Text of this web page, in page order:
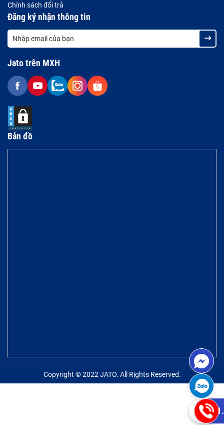
Chính sách đổi trả
Đăng ký nhận thông tin
Jato trên MXH
Bản đồ
Copyright © 2022 JATO. All Rights Reserved.